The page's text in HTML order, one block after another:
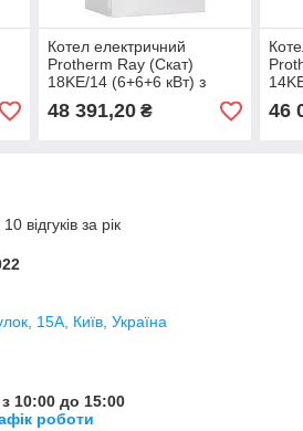
Котел електричний
Protherm Ray (Скат)
18KE/14 (6+6+6 кВт) з
48 391,20₴ 46
відгуків за рік
15А, Київ, Україна
10:00 до 15:00
роботи